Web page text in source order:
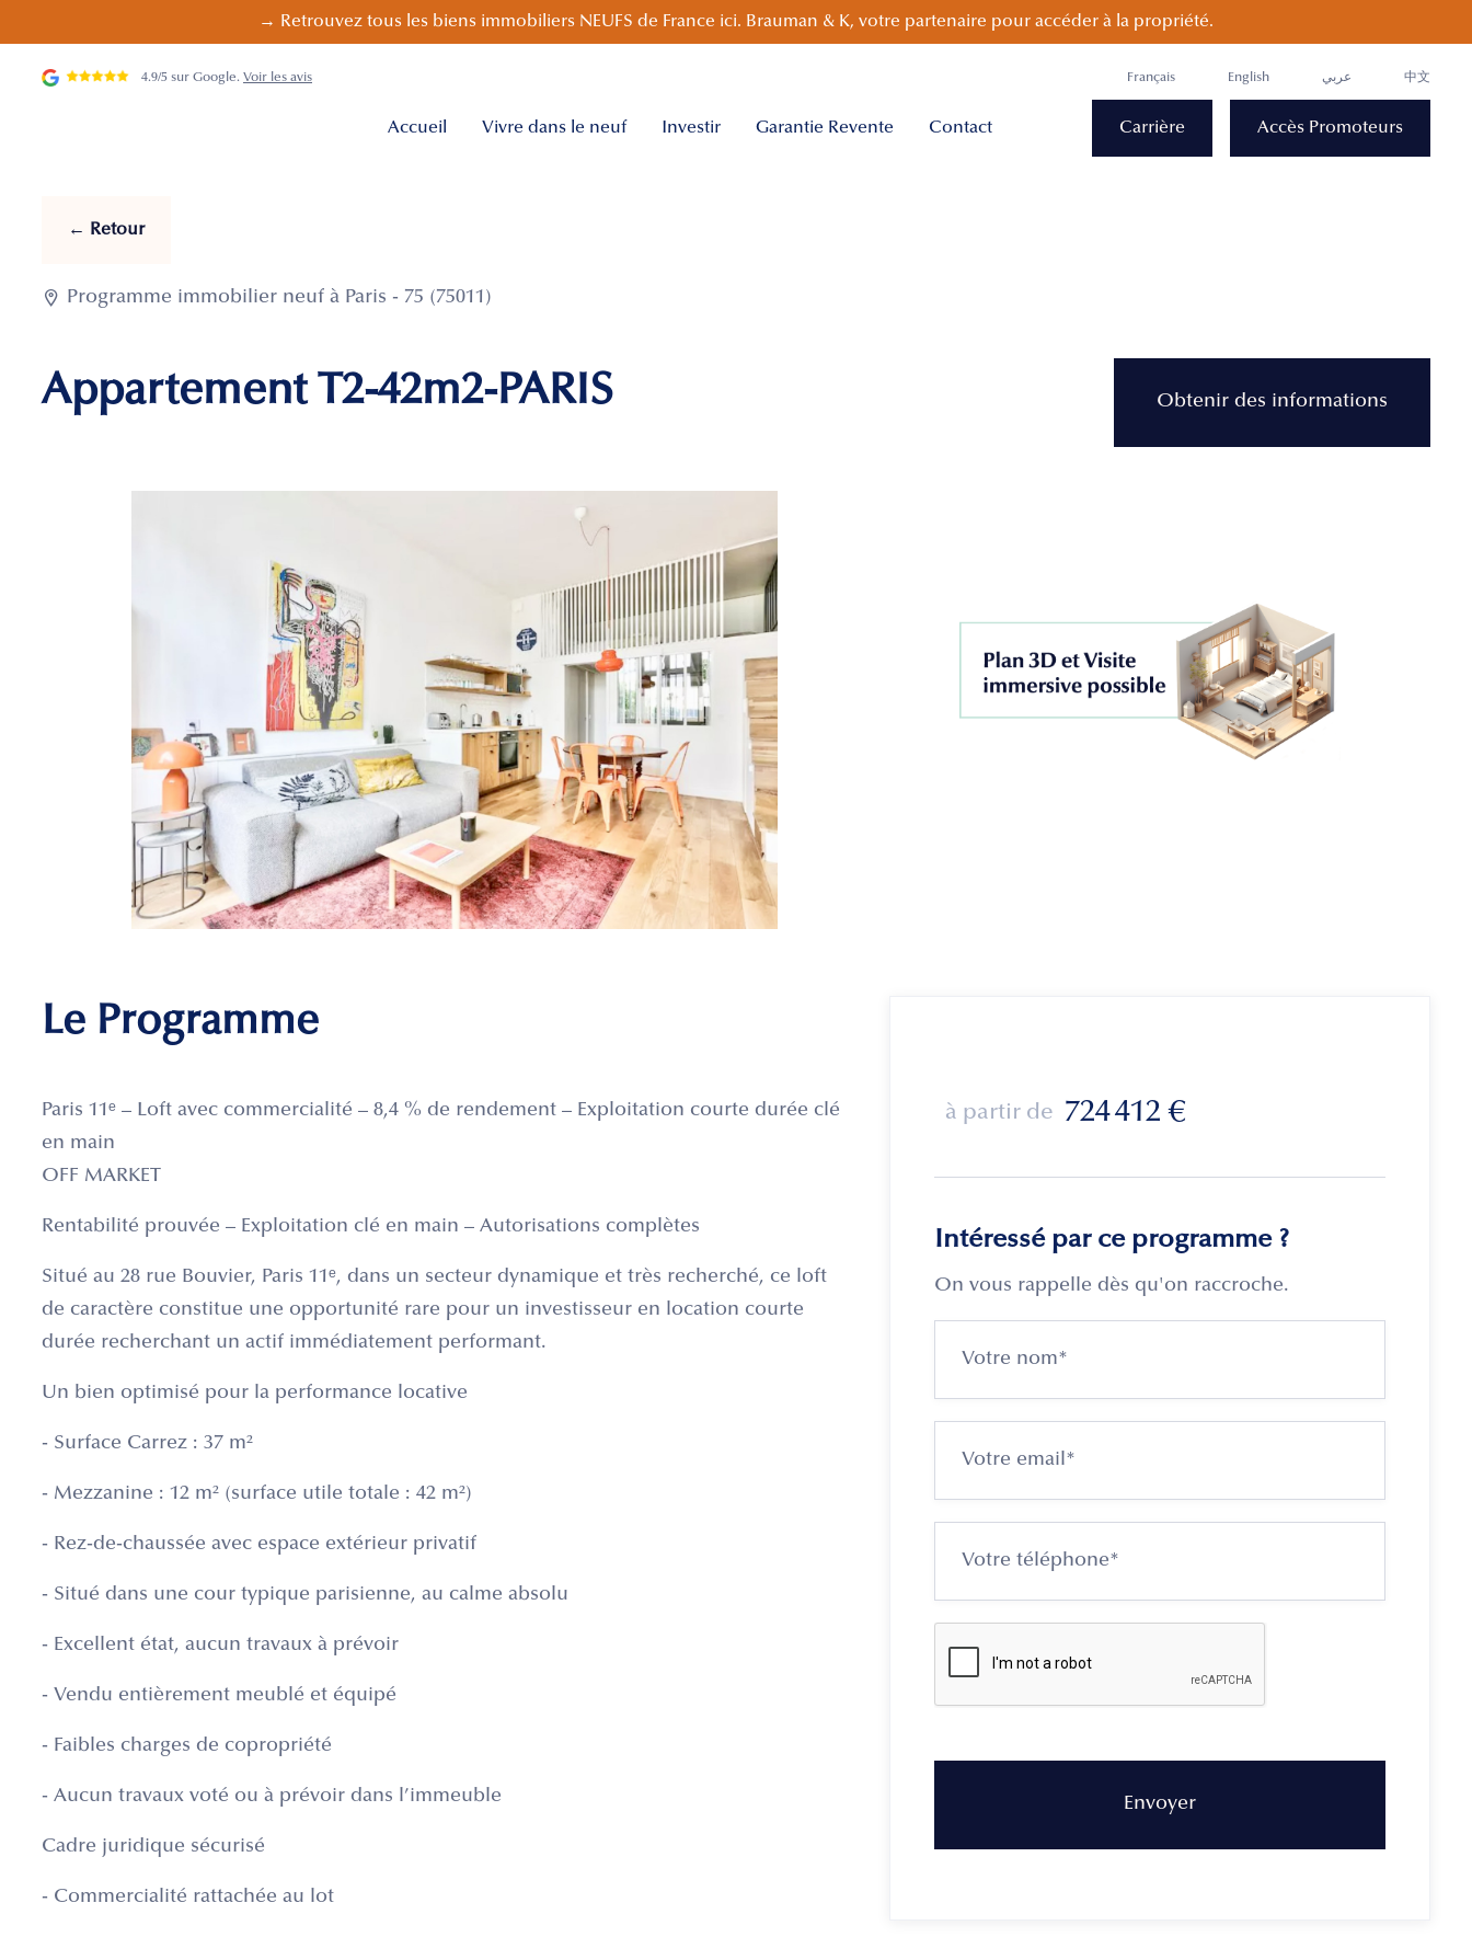
→ Retrouvez tous les biens immobiliers NEUFS de France ici. Brauman & K, votre partenaire pour accéder à la propriété.
4.9/5 sur Google. Voir les avis Français English عربي 中文
Accueil Vivre dans le neuf Investir Garantie Revente Contact Carrière Accès Promoteurs
← Retour
 Programme immobilier neuf à Paris - 75 (75011)
Appartement T2-42m2-PARIS Obtenir des informations
Le Programme
Paris 11ᵉ – Loft avec commercialité – 8,4 % de rendement – Exploitation courte durée clé
en main
OFF MARKET
Rentabilité prouvée – Exploitation clé en main – Autorisations complètes
Situé au 28 rue Bouvier, Paris 11ᵉ, dans un secteur dynamique et très recherché, ce loft
de caractère constitue une opportunité rare pour un investisseur en location courte
durée recherchant un actif immédiatement performant.
Un bien optimisé pour la performance locative
- Surface Carrez : 37 m²
- Mezzanine : 12 m² (surface utile totale : 42 m²)
- Rez-de-chaussée avec espace extérieur privatif
- Situé dans une cour typique parisienne, au calme absolu
- Excellent état, aucun travaux à prévoir
- Vendu entièrement meublé et équipé
- Faibles charges de copropriété
- Aucun travaux voté ou à prévoir dans l’immeuble
Cadre juridique sécurisé
- Commercialité rattachée au lot
à partir de 724 412 €
Intéressé par ce programme ?
On vous rappelle dès qu'on raccroche.